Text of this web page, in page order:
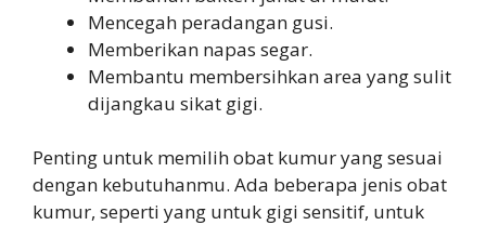
Mencegah peradangan gusi.
Memberikan napas segar.
Membantu membersihkan area yang sulit
dijangkau sikat gigi.
Penting untuk memilih obat kumur yang sesuai
dengan kebutuhanmu. Ada beberapa jenis obat
kumur, seperti yang untuk gigi sensitif, untuk